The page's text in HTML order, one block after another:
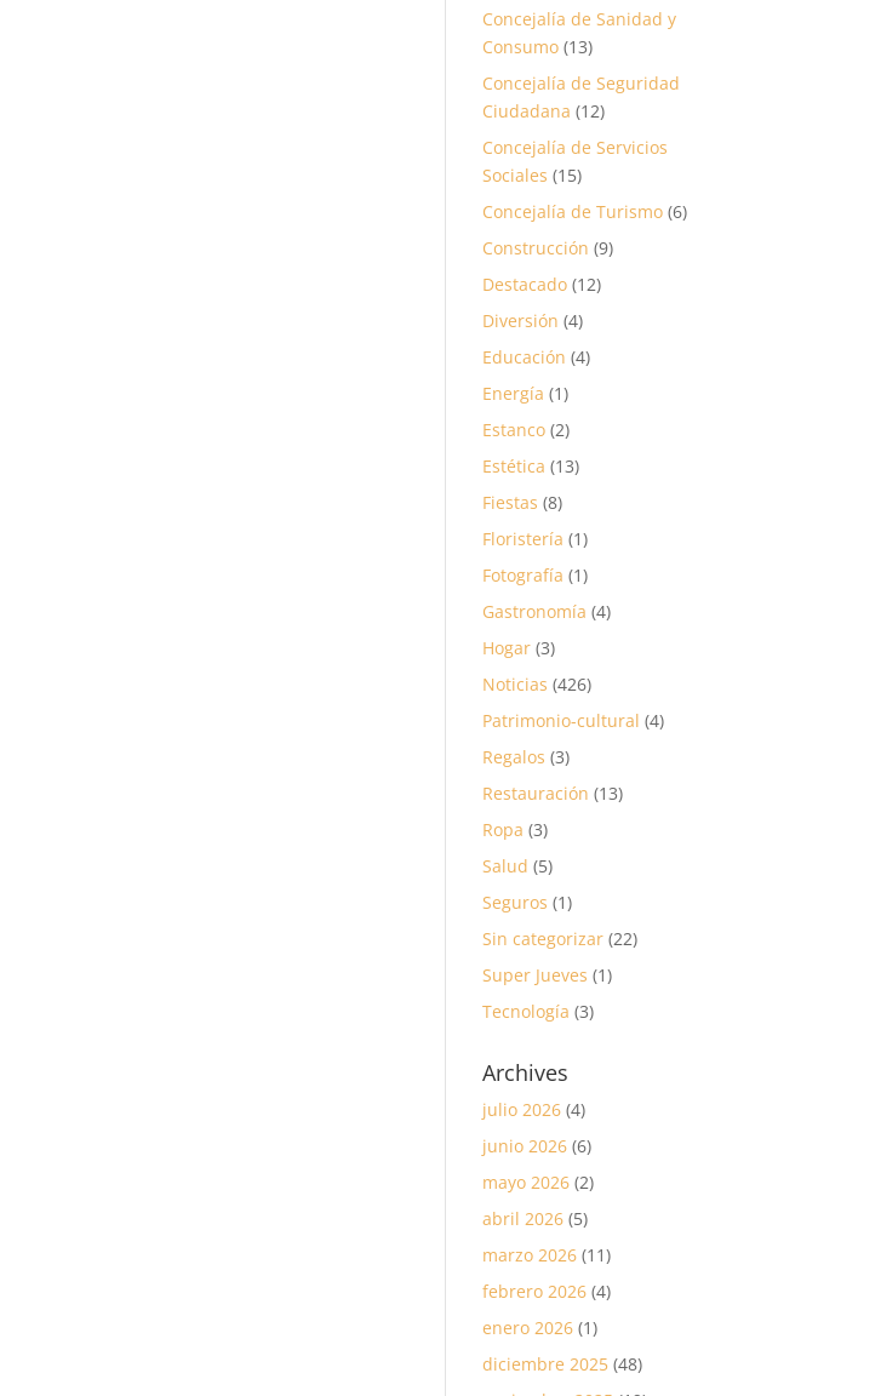
Concejalía de Sanidad y
Consumo (13)
Concejalía de Seguridad
Ciudadana (12)
Concejalía de Servicios
Sociales (15)
Concejalía de Turismo (6)
Construcción (9)
Destacado (12)
Diversión (4)
Educación (4)
Energía (1)
Estanco (2)
Estética (13)
Fiestas (8)
Floristería (1)
Fotografía (1)
Gastronomía (4)
Hogar (3)
Noticias (426)
Patrimonio-cultural (4)
Regalos (3)
Restauración (13)
Ropa (3)
Salud (5)
Seguros (1)
Sin categorizar (22)
Super Jueves (1)
Tecnología (3)
Archives
julio 2026 (4)
junio 2026 (6)
mayo 2026 (2)
abril 2026 (5)
marzo 2026 (11)
febrero 2026 (4)
enero 2026 (1)
diciembre 2025 (48)